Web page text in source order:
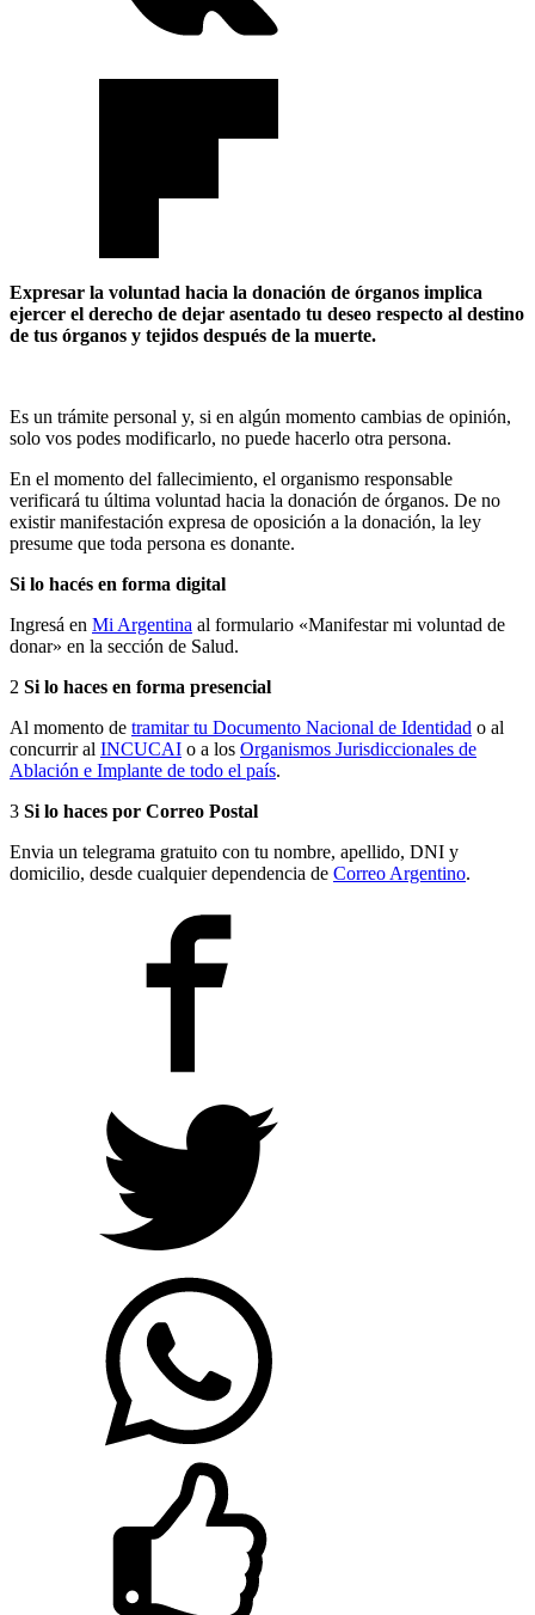
Expresar la voluntad hacia la donación de órganos implica
ejercer el derecho de dejar asentado tu deseo respecto al destino
de tus órganos y tejidos después de la muerte.
Es un trámite personal y, si en algún momento cambias de opinión,
solo vos podes modificarlo, no puede hacerlo otra persona.
En el momento del fallecimiento, el organismo responsable
verificará tu última voluntad hacia la donación de órganos. De no
existir manifestación expresa de oposición a la donación, la ley
presume que toda persona es donante.
Si lo hacés en forma digital
Ingresá en Mi Argentina al formulario «Manifestar mi voluntad de
donar» en la sección de Salud.
2 Si lo haces en forma presencial
Al momento de tramitar tu Documento Nacional de Identidad o al
concurrir al INCUCAI o a los Organismos Jurisdiccionales de
Ablación e Implante de todo el país.
3 Si lo haces por Correo Postal
Envia un telegrama gratuito con tu nombre, apellido, DNI y
domicilio, desde cualquier dependencia de Correo Argentino.